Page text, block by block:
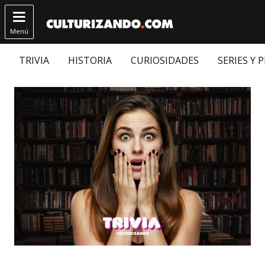

Menú
TRIVIA HISTORIA CURIOSIDADES SERIES Y